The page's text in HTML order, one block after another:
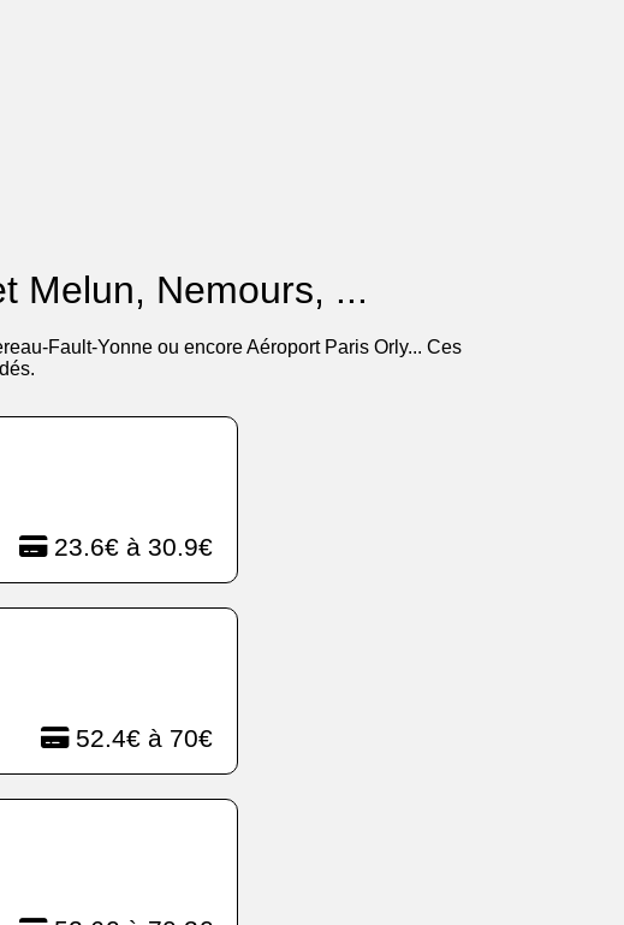
Melun, Nemours, ...
Fault-Yonne ou encore Aéroport Paris Orly... Ces
23.6€ à 30.9€
52.4€ à 70€